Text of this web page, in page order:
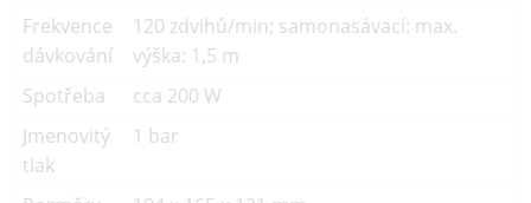
Frekvence
dávkování
120 zdvihů/min; samonasávací: max.
výška: 1,5 m
Spotřeba
cca 200 W
Jmenovitý
tlak
1 bar